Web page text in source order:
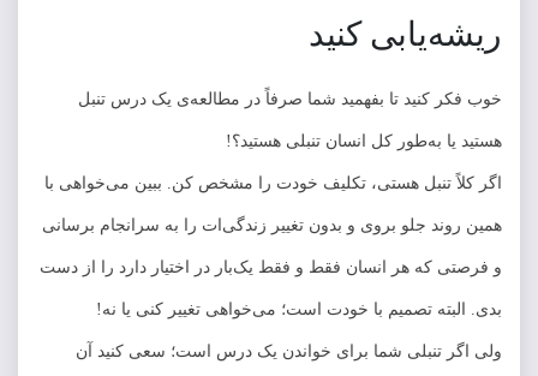
ریشه‌یابی کنید
خوب فکر کنید تا بفهمید شما صرفاً در مطالعه‌ی یک درس تنبل
هستید یا به‌طور کل انسان تنبلی هستید؟!
اگر کلاً تنبل هستی، تکلیف خودت را مشخص کن. ببین می‌خواهی با
همین روند جلو بروی و بدون تغییر زندگی‌ات را به سرانجام برسانی
و فرصتی که هر انسان فقط و فقط یک‌بار در اختیار دارد را از دست
بدی. البته تصمیم با خودت است؛ می‌خواهی تغییر کنی یا نه!
ولی اگر تنبلی شما برای خواندن یک درس است؛ سعی کنید آن